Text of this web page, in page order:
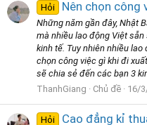
Hỏi Nên chọn công
Những năm gần đây, Nhật
mà nhiều lao động Việt sẵn
kinh tế. Tuy nhiên nhiều
chọn công việc gì khi đi
sẽ chia sẻ đến các bạn 3
ThanhGiang
Chủ đề 16/
Hỏi
Cao đẳng kỉ